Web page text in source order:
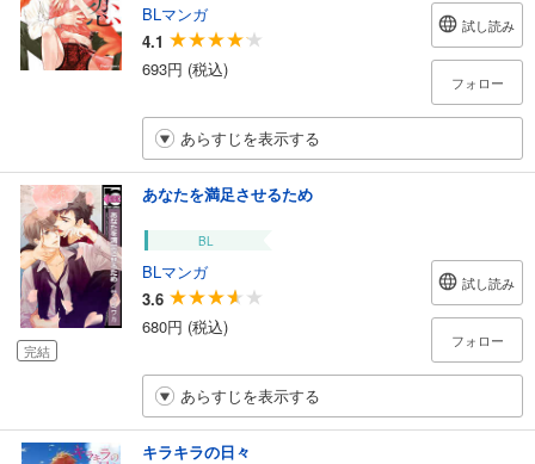
BLマンガ
4.1
693円 (税込)
試し読み
フォロー
あらすじを表示する
完結
あなたを満足させるため
BL
BLマンガ
3.6
680円 (税込)
試し読み
フォロー
あらすじを表示する
キラキラの日々